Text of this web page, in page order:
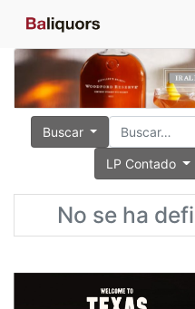
Buscar
LP Contado
No se ha